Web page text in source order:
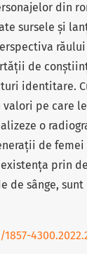
din
sursele și
de
identitare.
pe care
o
de
prin
de sânge,